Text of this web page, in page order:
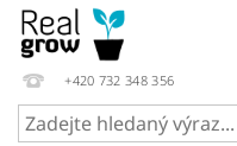
+420 732 348 356